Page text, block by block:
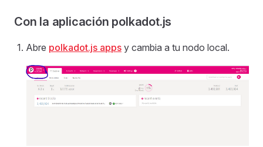
Con la aplicación polkadot.js
Abre polkadot.js apps y cambia a tu nodo local.